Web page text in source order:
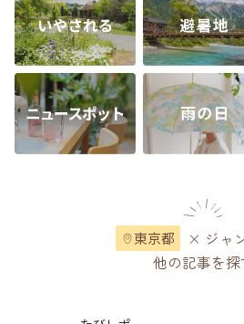
東京都
× ジャ
他の記事を探